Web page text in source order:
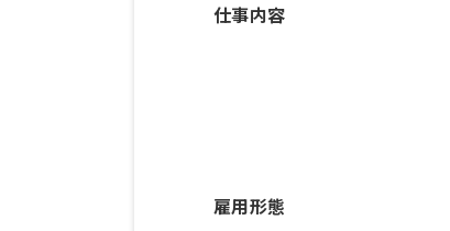
仕事内容
雇用形態